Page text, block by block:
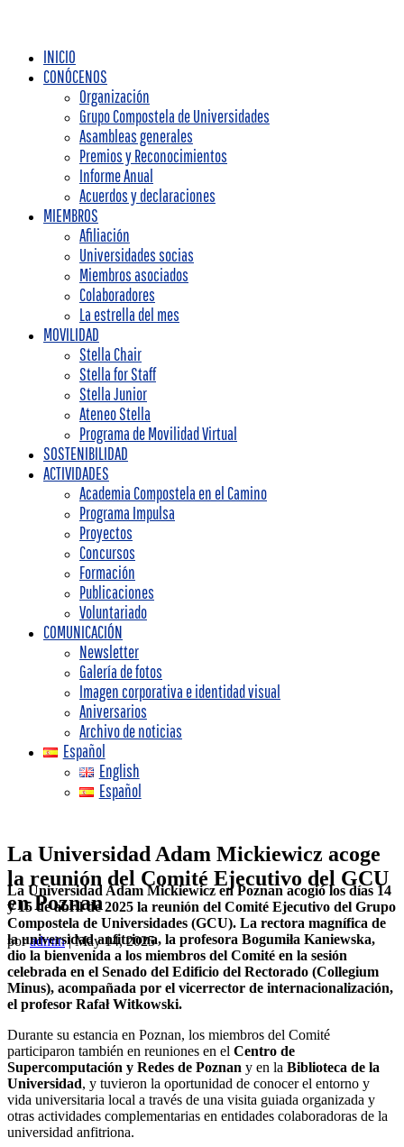
INICIO
CONÓCENOS
Organización
Grupo Compostela de Universidades
Asambleas generales
Premios y Reconocimientos
Informe Anual
Acuerdos y declaraciones
MIEMBROS
Afiliación
Universidades socias
Miembros asociados
Colaboradores
La estrella del mes
MOVILIDAD
Stella Chair
Stella for Staff
Stella Junior
Ateneo Stella
Programa de Movilidad Virtual
SOSTENIBILIDAD
ACTIVIDADES
Academia Compostela en el Camino
Programa Impulsa
Proyectos
Concursos
Formación
Publicaciones
Voluntariado
COMUNICACIÓN
Newsletter
Galería de fotos
Imagen corporativa e identidad visual
Aniversarios
Archivo de noticias
Español
English
Español
La Universidad Adam Mickiewicz acoge
la reunión del Comité Ejecutivo del GCU
en Poznan
poradmin|May 14, 2025
La Universidad Adam Mickiewicz en Poznan acogió los días 14
y 15 de abril de 2025 la reunión del Comité Ejecutivo del Grupo
Compostela de Universidades (GCU). La rectora magnífica de
la universidad anfitriona, la profesora Bogumiła Kaniewska,
dio la bienvenida a los miembros del Comité en la sesión
celebrada en el Senado del Edificio del Rectorado (Collegium
Minus), acompañada por el vicerrector de internacionalización,
el profesor Rafał Witkowski.
Durante su estancia en Poznan, los miembros del Comité
participaron también en reuniones en el Centro de
Supercomputación y Redes de Poznan y en la Biblioteca de la
Universidad, y tuvieron la oportunidad de conocer el entorno y
vida universitaria local a través de una visita guiada organizada y
otras actividades complementarias en entidades colaboradoras de la
universidad anfitriona.